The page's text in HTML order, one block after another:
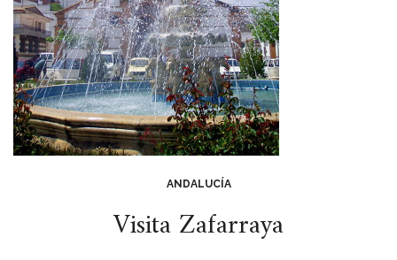
ANDALUCÍA
Visita Zafarraya